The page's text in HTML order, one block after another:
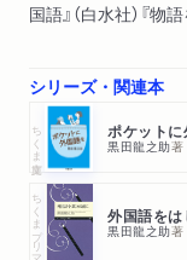
国語』（白水社）『物
シリーズ・関連本
ちくま文庫 ポケット
黒田龍之助著
ちくまプリマー新書 外国語を
黒田龍之助著